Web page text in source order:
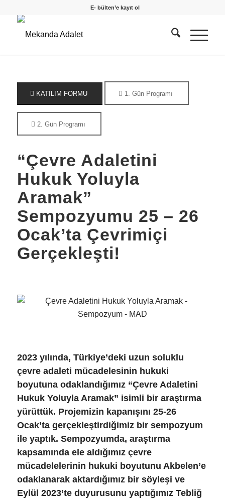
E- bülten’e kayıt ol
KATILIM FORMU 1. Gün Programı
2. Gün Programı
“Çevre Adaletini
Hukuk Yoluyla
Aramak”
Sempozyumu 25 – 26
Ocak’ta Çevrimiçi
Gerçekleşti!
2023 yılında, Türkiye’deki uzun soluklu
çevre adaleti mücadelesinin hukuki
boyutuna odaklandığımız “Çevre Adaletini
Hukuk Yoluyla Aramak” isimli bir araştırma
yürüttük. Projemizin kapanışını 25-26
Ocak’ta gerçekleştirdiğimiz bir sempozyum
ile yaptık. Sempozyumda, araştırma
kapsamında ele aldığımız çevre
mücadelelerinin hukuki boyutunu Akbelen’e
odaklanarak aktardığımız bir söyleşi ve
Eylül 2023’te duyurusunu yaptığımız Tebliğ